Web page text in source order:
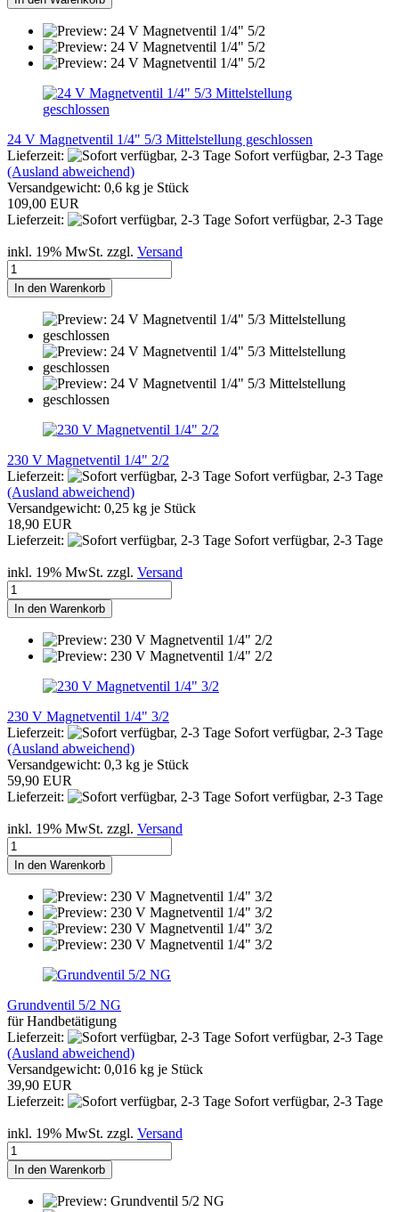
24 V Magnetventil 1/4" 5/3 Mittelstellung geschlossen
Lieferzeit:
Sofort verfügbar, 2-3 Tage
(Ausland abweichend)
Versandgewicht: 0,6 kg je Stück
109,00 EUR
Lieferzeit:
Sofort verfügbar, 2-3 Tage
inkl. 19% MwSt. zzgl. Versand
In den Warenkorb
230 V Magnetventil 1/4" 2/2
Lieferzeit:
Sofort verfügbar, 2-3 Tage
(Ausland abweichend)
Versandgewicht: 0,25 kg je Stück
18,90 EUR
Lieferzeit:
Sofort verfügbar, 2-3 Tage
inkl. 19% MwSt. zzgl. Versand
In den Warenkorb
230 V Magnetventil 1/4" 3/2
Lieferzeit:
Sofort verfügbar, 2-3 Tage
(Ausland abweichend)
Versandgewicht: 0,3 kg je Stück
59,90 EUR
Lieferzeit:
Sofort verfügbar, 2-3 Tage
inkl. 19% MwSt. zzgl. Versand
In den Warenkorb
Grundventil 5/2 NG
für Handbetätigung
Lieferzeit:
Sofort verfügbar, 2-3 Tage
(Ausland abweichend)
Versandgewicht: 0,016 kg je Stück
39,90 EUR
Lieferzeit:
Sofort verfügbar, 2-3 Tage
inkl. 19% MwSt. zzgl. Versand
In den Warenkorb